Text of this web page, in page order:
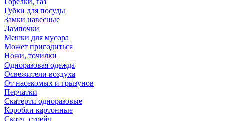
Губки для посуды
Замки навесные
Лампочки
Мешки для мусора
Может пригодиться
Ножи, точилки
Одноразовая одежда
Освежители воздуха
От насекомых и грызунов
Перчатки
Скатерти одноразовые
Коробки картонные
Скотч, стрейч